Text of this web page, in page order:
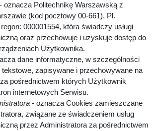
oznacza Politechnikę Warszawską z
(kod pocztowy 00-661), Pl.
000001554, która świadczy usługi
oraz przechowuje i uzyskuje dostęp do
Użytkownika.
dane informatyczne, w szczególności
tekstowe, zapisywane i przechowywane na
pośrednictwem których Użytkownik
internetowych Serwisu.
- oznacza Cookies zamieszczane
związane ze świadczeniem usług
przez Administratora za pośrednictwem